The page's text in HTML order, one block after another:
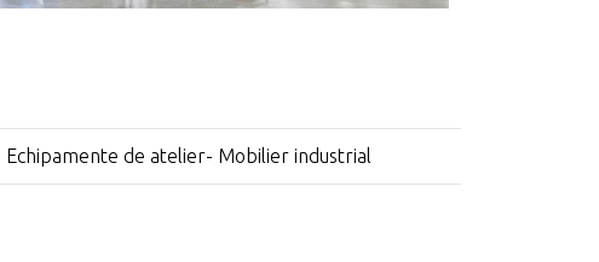
Echipamente de atelier- Mobilier industrial